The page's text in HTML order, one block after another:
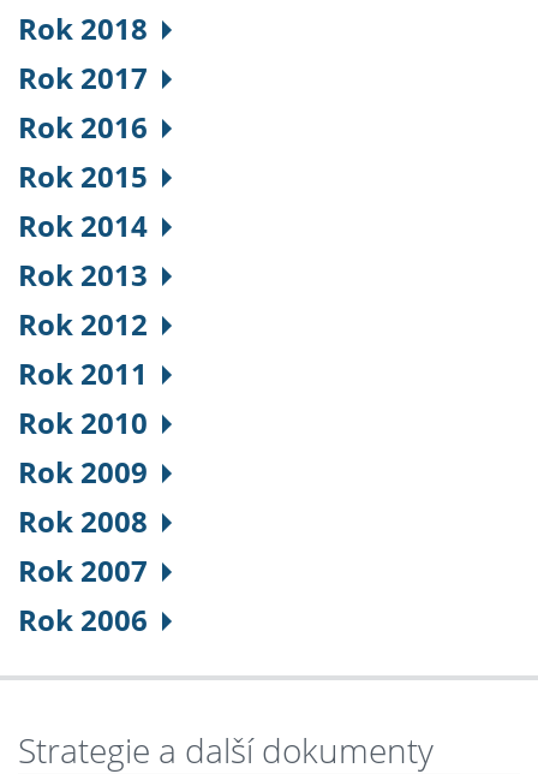
Rok 2018
Rok 2017
Rok 2016
Rok 2015
Rok 2014
Rok 2013
Rok 2012
Rok 2011
Rok 2010
Rok 2009
Rok 2008
Rok 2007
Rok 2006
Strategie a další dokumenty